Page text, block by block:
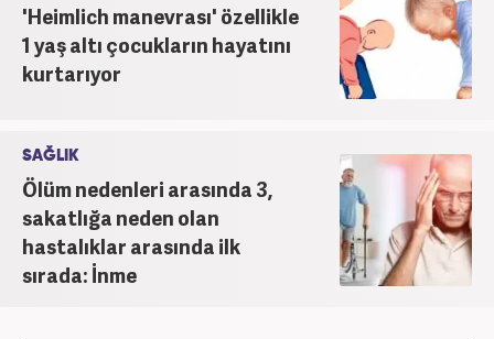
'Heimlich manevrası' özellikle
1 yaş altı çocukların hayatını
kurtarıyor
SAĞLIK
Ölüm nedenleri arasında 3,
sakatlığa neden olan
hastalıklar arasında ilk
sırada: İnme